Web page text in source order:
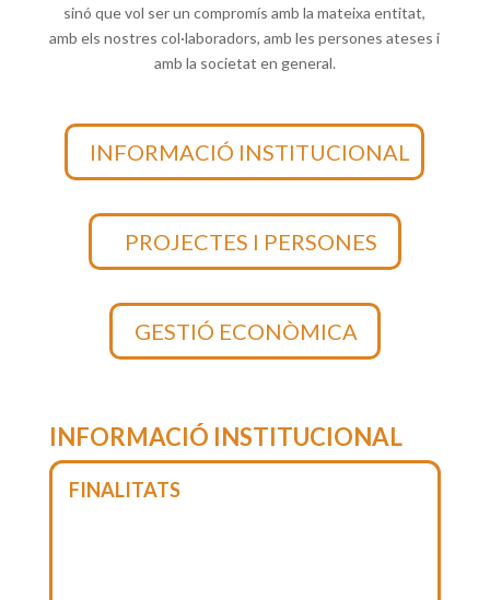
sinó que vol ser un compromís amb la mateixa entitat,
amb els nostres col·laboradors, amb les persones ateses i
amb la societat en general.
INFORMACIÓ INSTITUCIONAL
PROJECTES I PERSONES
GESTIÓ ECONÒMICA
INFORMACIÓ INSTITUCIONAL
FINALITATS